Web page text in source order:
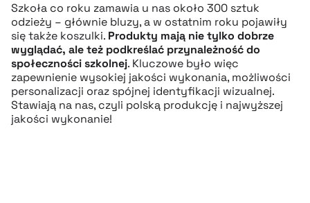
Szkoła co roku zamawia u nas około 300 sztuk
odzieży – głównie bluzy, a w ostatnim roku pojawiły
się także koszulki. Produkty mają nie tylko dobrze
wyglądać, ale też podkreślać przynależność do
społeczności szkolnej. Kluczowe było więc
zapewnienie wysokiej jakości wykonania, możliwości
personalizacji oraz spójnej identyfikacji wizualnej.
Stawiają na nas, czyli polską produkcję i najwyższej
jakości wykonanie!